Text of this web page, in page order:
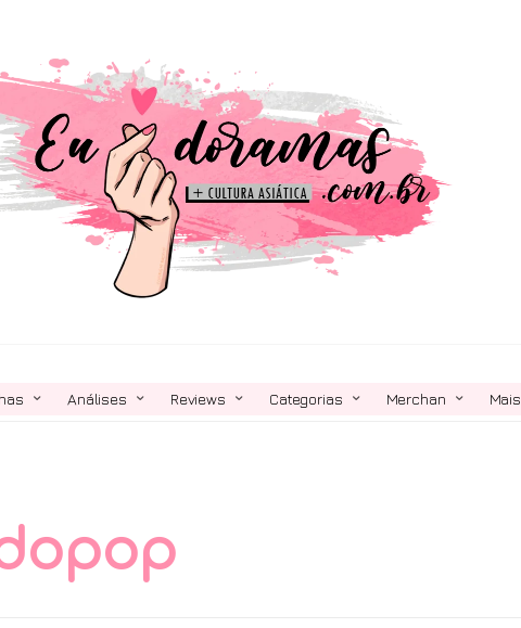
Análises Reviews Categorias Merchan Mais